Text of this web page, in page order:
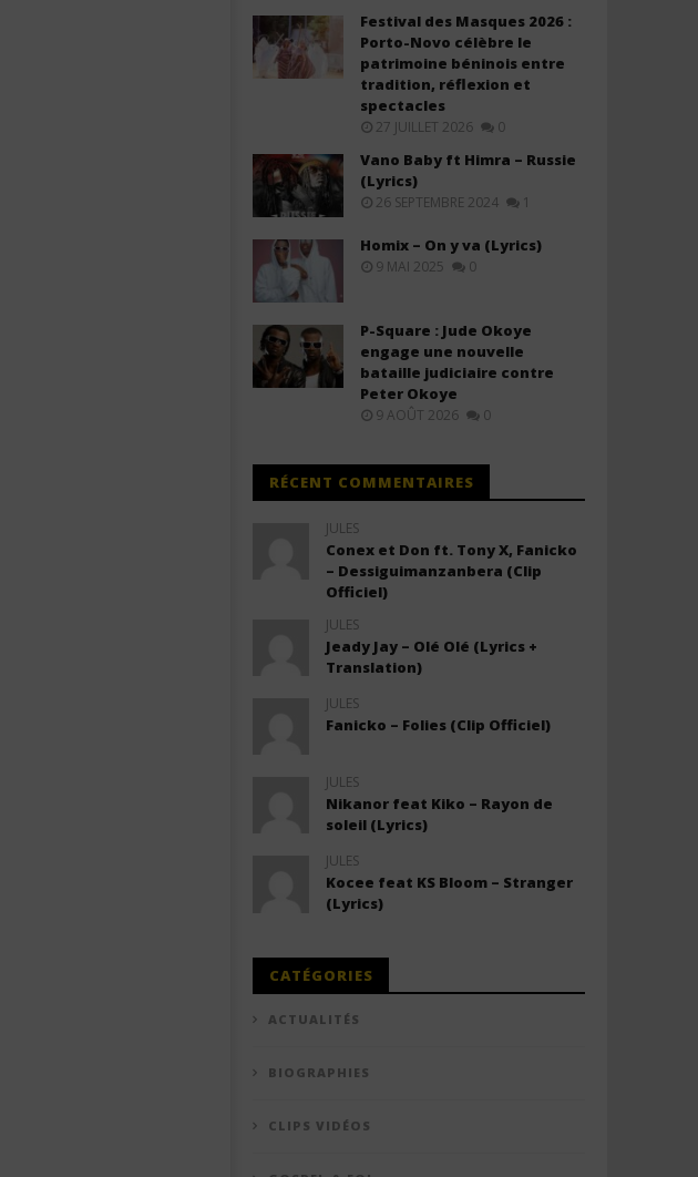
2026™) Lyrics (ft. Daddy Yankee,
Shenseea)
(Lyrics)
Festival des Masques 2026 :
Porto-Novo célèbre le
patrimoine béninois entre
tradition, réflexion et
spectacles
27 JUILLET 2026 0
Vano Baby ft Himra – Russie
(Lyrics)
26 SEPTEMBRE 2024 1
Homix – On y va (Lyrics)
9 MAI 2025 0
P-Square : Jude Okoye
engage une nouvelle
bataille judiciaire contre
Peter Okoye
9 AOÛT 2026 0
RÉCENT COMMENTAIRES
JULES
Conex et Don ft. Tony X, Fanicko
– Dessiguimanzanbera (Clip
Officiel)
JULES
Jeady Jay – Olé Olé (Lyrics +
Translation)
JULES
Fanicko – Folies (Clip Officiel)
JULES
Nikanor feat Kiko – Rayon de
soleil (Lyrics)
JULES
Kocee feat KS Bloom – Stranger
(Lyrics)
CATÉGORIES
ACTUALITÉS
BIOGRAPHIES
CLIPS VIDÉOS